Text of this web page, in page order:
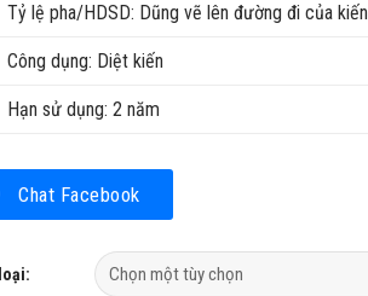
Tỷ lệ pha/HDSD: Dũng vẽ lên đường đi của kiến
Công dụng: Diệt kiến
Hạn sử dụng: 2 năm
Chat Facebook